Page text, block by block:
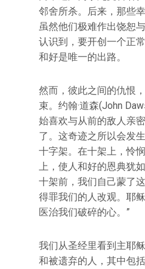
邻舍所杀。后来，那些
虽然他们极难作出饶恕
认识到，要开创一个正
和好是唯一的出路。
然而，彼此之间的仇恨
束。约翰·道森(John
始喜欢与从前的敌人亲
了。这奇迹之所以会发
十字架。在十架上，怜
上，使人和好的恩典犹
十架前，我们自己蒙了
得罪我们的人改观。耶
医治我们破碎的心。”
我们从圣经里看到主耶
和被遗弃的人，其中包